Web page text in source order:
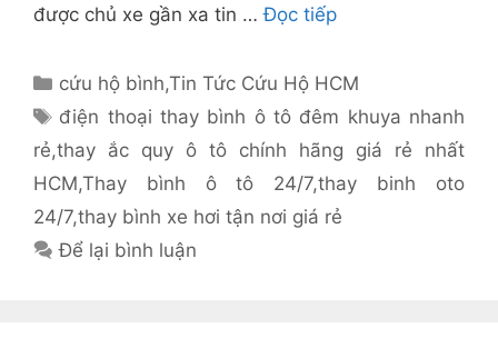
được chủ xe gần xa tin …Đọc tiếp
Danh
mục
cứu hộ bình,Tin Tức Cứu Hộ HCM
Thẻ
điện thoại thay bình ô tô đêm khuya nhanh
rẻ,thay ắc quy ô tô chính hãng giá rẻ nhất
HCM,Thay bình ô tô 24/7,thay binh oto
24/7,thay bình xe hơi tận nơi giá rẻ
Để lại bình luận